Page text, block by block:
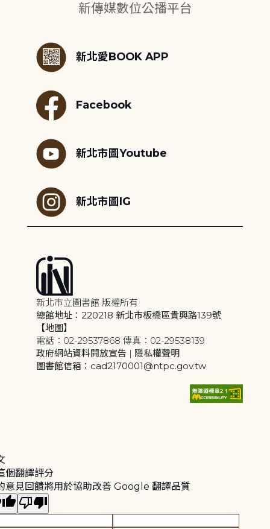
新傳媒數位公播平台
新北愛BOOK APP
Facebook
新北市圖Youtube
新北市圖IG
新北市立圖書館 版權所有
總館地址：220218 新北市板橋區貴興路139號
【地圖】
電話：02-29537868 傳真：02-29538139
政府網站資料開放宣告 | 隱私權聲明
圖書館信箱：cad2170001@ntpc.gov.tw
個翻譯評分
意見回饋將用於協助改善 Google 翻譯品質